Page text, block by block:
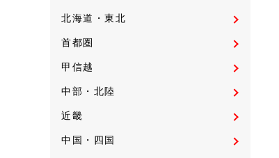
北海道・東北
首都圏
甲信越
中部・北陸
近畿
中国・四国